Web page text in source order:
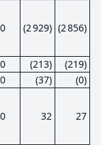
(2 929) (2 856)
(213)
(219)
(37)
(0)
32 27